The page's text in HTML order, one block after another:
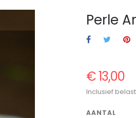
Perle
€ 13,00
Inclusief
AANTAL